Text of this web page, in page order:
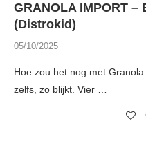
GRANOLA IMPORT –
(Distrokid)
05/10/2025
Hoe zou het nog met
zelfs, zo blijkt. Vier …